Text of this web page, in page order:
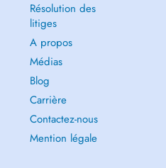
Résolution des
litiges
A propos
Médias
Blog
Carrière
Contactez-nous
Mention légale